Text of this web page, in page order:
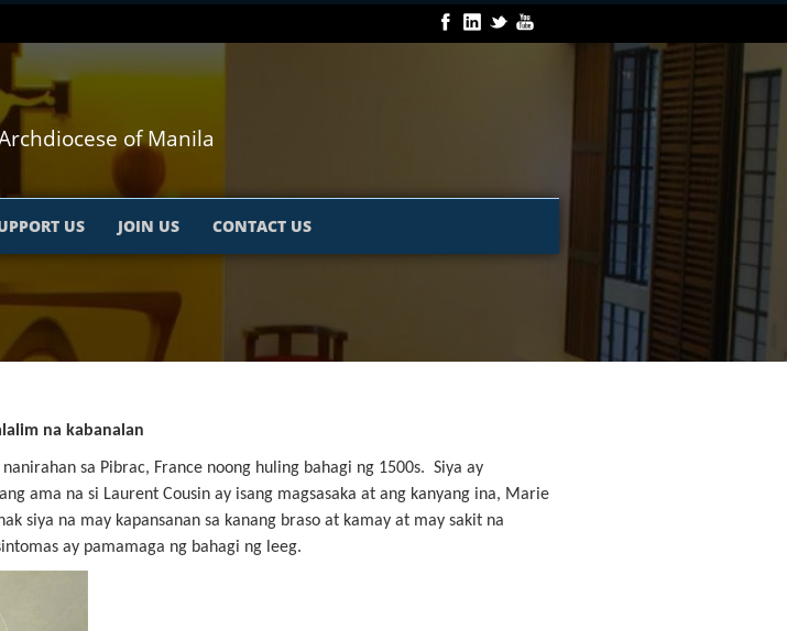
of Manila
US JOIN US CONTACT US
na kabanalan
sa Pibrac, France noong huling bahagi ng 1500s. Siya ay
ama na si Laurent Cousin ay isang magsasaka at ang kanyang ina, Marie
siya na may kapansanan sa kanang braso at kamay at may sakit na
ay pamamaga ng bahagi ng leeg.